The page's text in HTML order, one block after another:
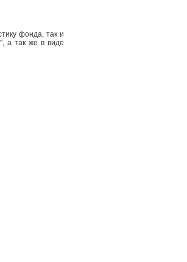
фонда, так и
а так же в виде